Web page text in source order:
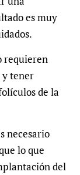
es muy
requieren
y tener
de la
necesario
lo que
del